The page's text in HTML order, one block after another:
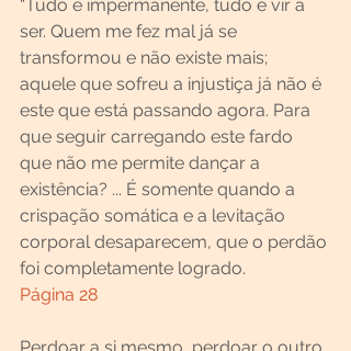
“Tudo é impermanente, tudo é vir a
ser. Quem me fez mal já se
transformou e não existe mais;
aquele que sofreu a injustiça já não é
este que está passando agora. Para
que seguir carregando este fardo
que não me permite dançar a
existência? ... É somente quando a
crispação somática e a levitação
corporal desaparecem, que o perdão
foi completamente logrado.
Página 28
Perdoar a si mesmo, perdoar o outro,